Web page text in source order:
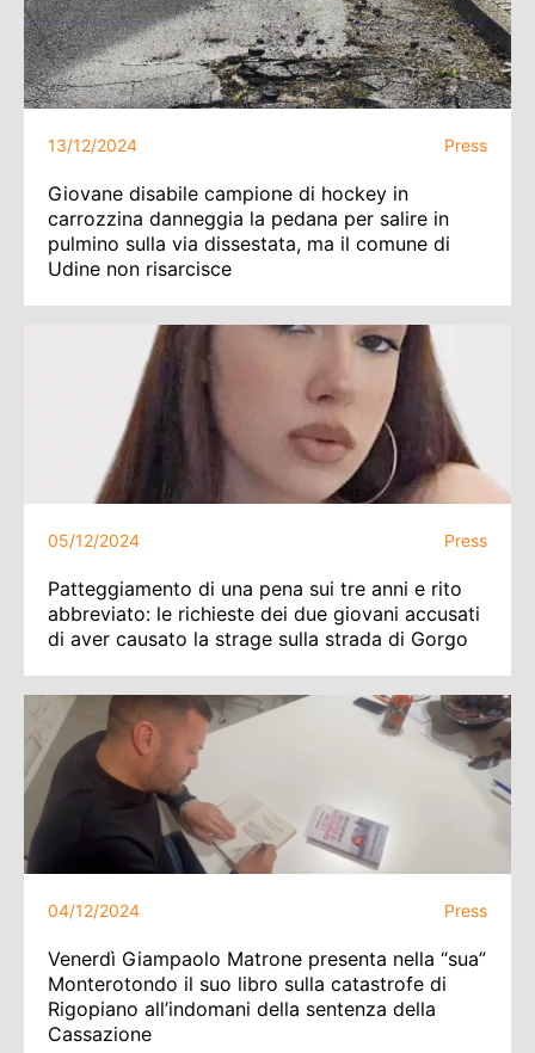
13/12/2024 Press
Giovane disabile campione di hockey in
carrozzina danneggia la pedana per salire in
pulmino sulla via dissestata, ma il comune di
Udine non risarcisce
05/12/2024 Press
Patteggiamento di una pena sui tre anni e rito
abbreviato: le richieste dei due giovani accusati
di aver causato la strage sulla strada di Gorgo
04/12/2024 Press
Venerdì Giampaolo Matrone presenta nella “sua”
Monterotondo il suo libro sulla catastrofe di
Rigopiano all’indomani della sentenza della
Cassazione